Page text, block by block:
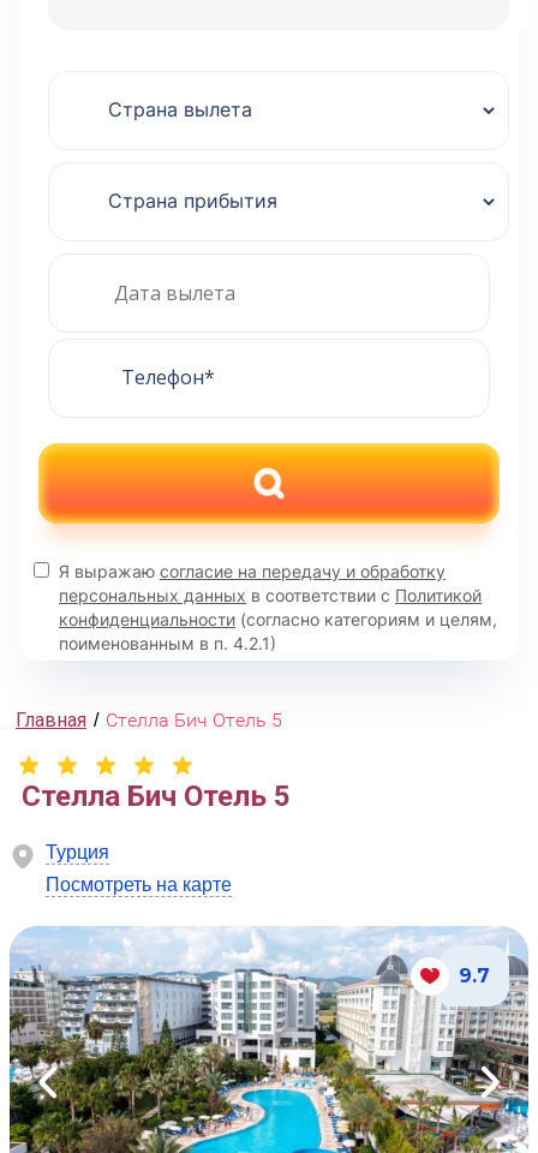
ПОИСК
Я выражаю согласие на передачу и обработку
персональных данных в соответствии с Политикой
конфиденциальности (согласно категориям и целям,
поименованным в п. 4.2.1)
Главная / Стелла Бич Отель 5
Стелла Бич Отель 5
Турция
Посмотреть на карте
9.7